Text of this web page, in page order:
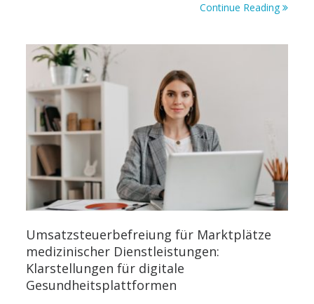
Continue Reading
Umsatzsteuerbefreiung für Marktplätze
medizinischer Dienstleistungen:
Klarstellungen für digitale
Gesundheitsplattformen